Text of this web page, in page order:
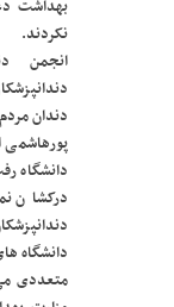
بهداشت
نکردند.
انجمن
دندان
دانشگاه
درکشان
دانشگاه
متعددی